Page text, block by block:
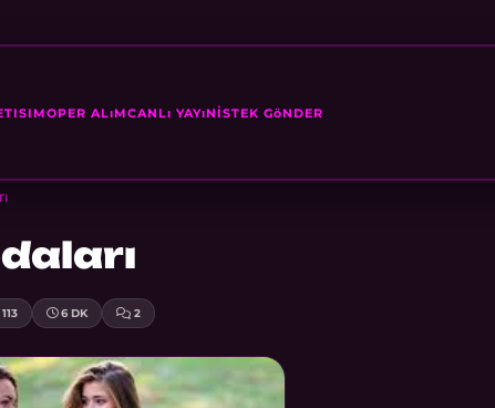
OPER ALıMCANLı YAYıN İSTEK GöNDER
113 6 DK 2